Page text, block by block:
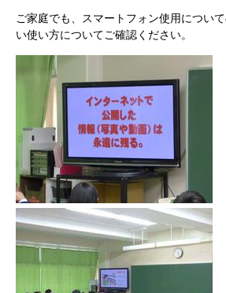
ご家庭でも、スマートフォン使用につい
い使い方についてご確認ください。